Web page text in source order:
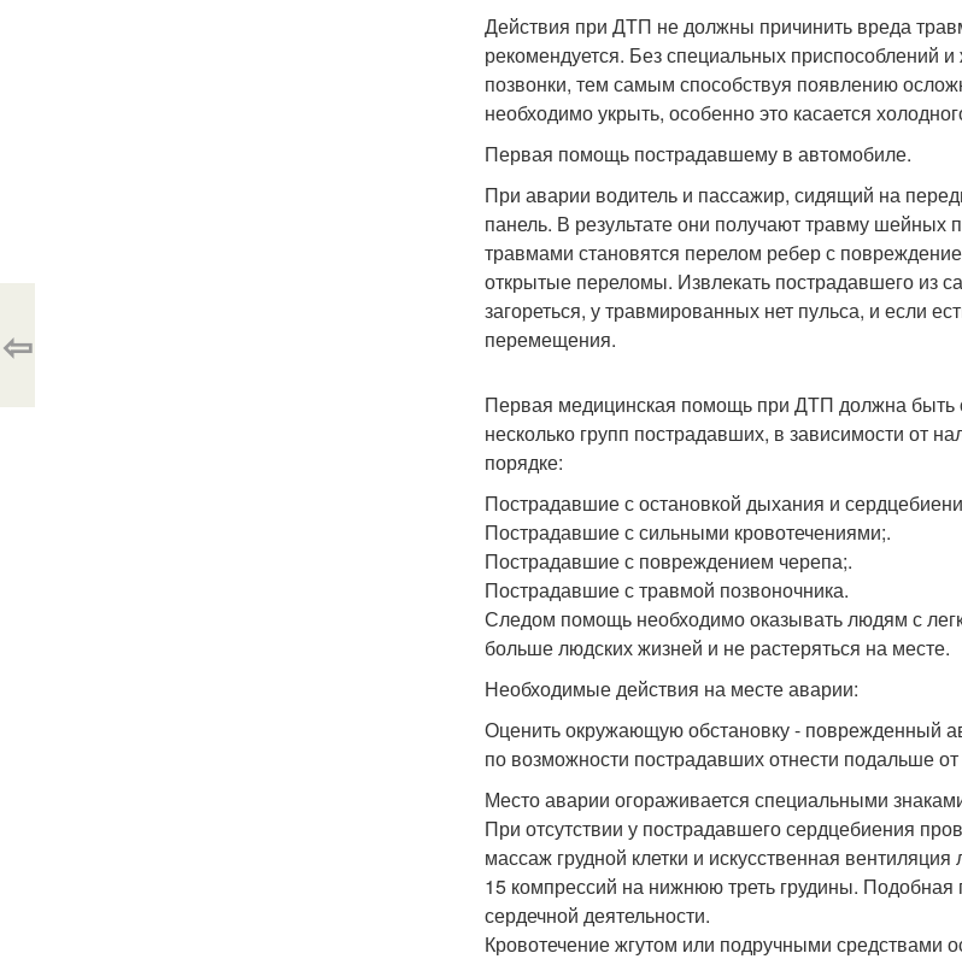
Действия при ДТП не должны причинить вреда
рекомендуется. Без специальных приспособлений
позвонки, тем самым способствуя появлению
необходимо укрыть, особенно это касается
Первая помощь пострадавшему в автомобиле.
При аварии водитель и пассажир, сидящий на
панель. В результате они получают травму шейных
травмами становятся перелом ребер с
открытые переломы. Извлекать пострадавшего из
загореться, у травмированных нет пульса, и если
перемещения.
Первая медицинская помощь при ДТП должна быть
несколько групп пострадавших, в зависимости от
порядке:
Пострадавшие с остановкой дыхания и
Пострадавшие с сильными кровотечениями;.
Пострадавшие с повреждением черепа;.
Пострадавшие с травмой позвоночника.
Следом помощь необходимо оказывать людям с
больше людских жизней и не растеряться на месте.
Необходимые действия на месте аварии:
Оценить окружающую обстановку - поврежденный
по возможности пострадавших отнести подальше от
Место аварии огораживается специальными
При отсутствии у пострадавшего сердцебиения
массаж грудной клетки и искусственная
15 компрессий на нижнюю треть грудины.
сердечной деятельности.
Кровотечение жгутом или подручными средствами
⇦